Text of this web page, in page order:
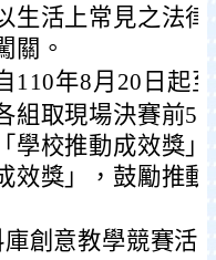
生活上常見之法
關。
110年8月20日起
組取現場決賽前5
學校推動成效獎
效獎」，鼓勵推
創意教學競賽活